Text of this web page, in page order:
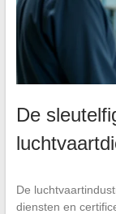
De
De
diensten en